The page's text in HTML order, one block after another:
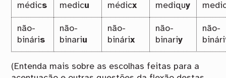
médics medicu médicx mediquy
não-
bináris
não-
binariu
não-
binárix
não-
binariy
não-
binári
(Entenda mais sobre as escolhas feitas para a